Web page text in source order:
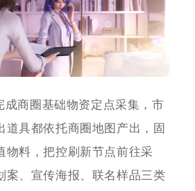
成商圈基础物资定点采集，市
道具都依托商圈地图产出，固
物料，把控刷新节点前往采
案、宣传海报、联名样品三类